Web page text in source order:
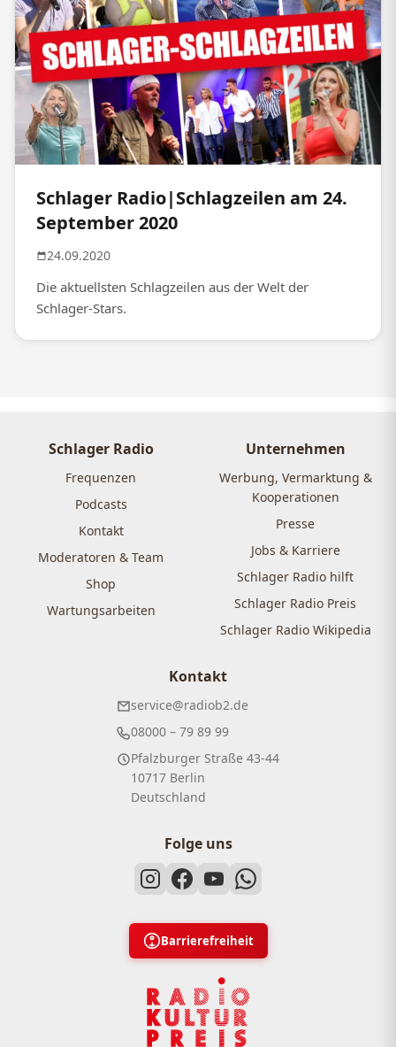
Schlager Radio|Schlagzeilen am 24.
September 2020
24.09.2020
Die aktuellsten Schlagzeilen aus der Welt der
Schlager-Stars.
Schlager Radio
Frequenzen
Podcasts
Kontakt
Moderatoren & Team
Shop
Wartungsarbeiten
Unternehmen
Werbung, Vermarktung &
Kooperationen
Presse
Jobs & Karriere
Schlager Radio hilft
Schlager Radio Preis
Schlager Radio Wikipedia
Kontakt
service@radiob2.de
08000 – 79 89 99
Pfalzburger Straße 43-44
10717 Berlin
Deutschland
Folge uns
Barrierefreiheit